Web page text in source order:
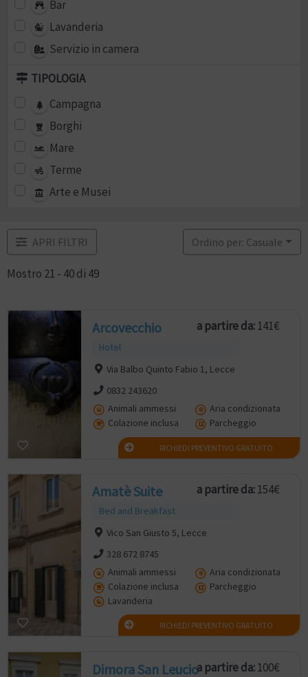
Bar
Lavanderia
Servizio in camera
TIPOLOGIA
Campagna
Borghi
Mare
Terme
Arte e Musei
APRI FILTRI
Mostro 21 - 40 di 49
Ordino per: Casuale
Arcovecchio
Hotel
a partire da:141€
Via Balbo Quinto Fabio 1, Lecce
0832 243620
Animali ammessi
Aria condizionata
Colazione inclusa
Parcheggio
RICHIEDI PREVENTIVO GRATUITO
Amatè Suite
Bed and Breakfast
a partire da:154€
Vico San Giusto 5, Lecce
328 672 8745
Animali ammessi
Aria condizionata
Colazione inclusa
Parcheggio
Lavanderia
RICHIEDI PREVENTIVO GRATUITO
Dimora San Leucioa partire da:100€